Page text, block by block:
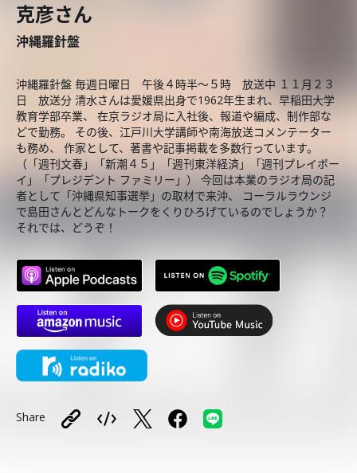
克彦さん
沖縄羅針盤
沖縄羅針盤 毎週日曜日 午後４時半～５時 放送中 １１月２３
日 放送分 清水さんは愛媛県出身で1962年生まれ、早稲田大学
教育学部卒業、 在京ラジオ局に入社後、報道や編成、制作部な
どで勤務。 その後、江戸川大学講師や南海放送コメンテーター
も務め、 作家として、著書や記事掲載を多数行っています。
（「週刊文春」「新潮４５」「週刊東洋経済」「週刊プレイボー
イ」「プレジデント ファミリー」） 今回は本業のラジオ局の記
者として「沖縄県知事選挙」の取材で来沖、 コーラルラウンジ
で島田さんとどんなトークをくりひろげているのでしょうか？
それでは、どうぞ！
Share